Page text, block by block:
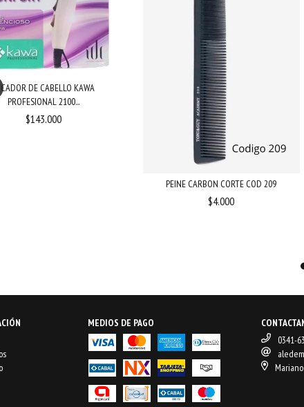
DE CABELLO KAWA
PROFESIONAL 2100...
$143.000
PEINE CARBON CORTE COD 209
$4.000
MEDIOS DE PAGO
0341-